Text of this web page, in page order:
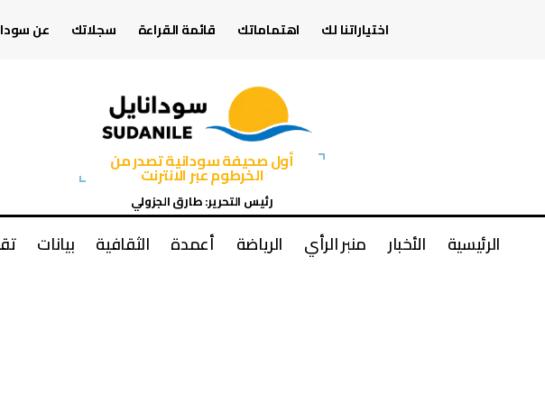
اختياراتنا لك اهتماماتك قائمة القراءة سجلاتك عن
أول صحيفة سودانية تصدر من
الخرطوم عبر الانترنت
رئيس التحرير: طارق الجزولي
الرئيسية الأخبار منبر الرأي الرياضة أعمدة الثقافية بيانات